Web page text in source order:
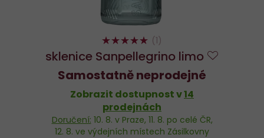
sklenice Sanpellegrino limo
100% (1)
Samostatně neprodejné
Zobrazit dostupnost v14
prodejnách
Doručení: 10. 8. v Praze, 11. 8. po celé ČR,
12. 8. ve výdejních místech Zásilkovny